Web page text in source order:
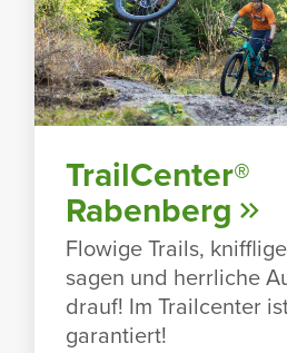
TrailCenter®
Raben­berg
Flowige Trails,
sagen und herr­liche
drauf! Im Trailcenter
garan­tiert!